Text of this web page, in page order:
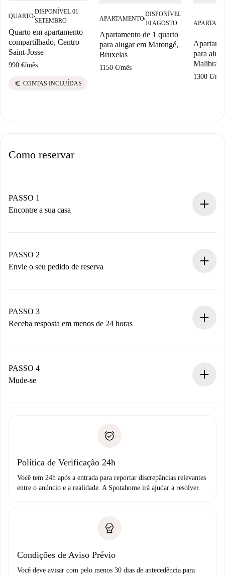
QUARTO■
DISPONÍVEL 01
SETEMBRO
Quarto em apartamento
compartilhado, Centro
Saint-Josse
990 €/mês
euro CONTAS INCLUÍDAS
APARTAMENTO■
DISPONÍVEL
10 AGOSTO
Apartamento de 1 quarto
para alugar em Matongé,
Bruxelas
1150 €/mês
para
1300 €/
Como reservar
PASSO 1
Encontre a sua casa
Você tem todas as informações necessárias
antecipadamente.
PASSO 2
Envie o seu pedido de reserva
Não cobramos nada até que o proprietário confirme.
PASSO 3
Receba resposta em menos de 24 horas
proprietário.
Se recusada: não cobraremos nada e ofereceremos
Débito direto bancário
PASSO 4
Mude-se
não comunicar nenhum problema.
Política de Verificação 24h
Você tem 24h após a entrada para reportar discrepâncias relevantes
entre o anúncio e a realidade. A Spotahome irá ajudar a resolver.
Condições de Aviso Prévio
Você deve avisar com pelo menos 30 dias de antecedência para